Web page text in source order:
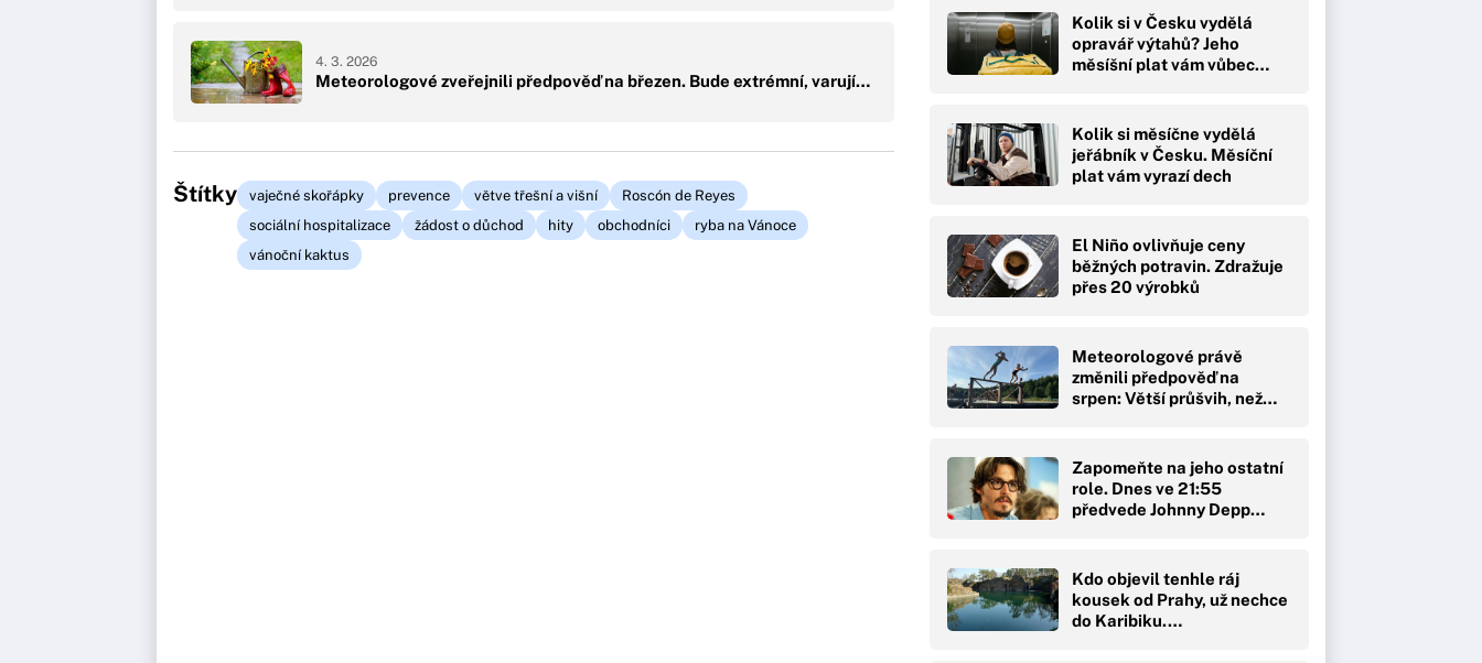
Meteorologové zveřejnili předpověď na březen. Bude extrémní, varují…
4. 3. 2026
Štítky vaječné skořápky prevence větve třešní a višní
Roscón de Reyes
sociální hospitalizace
žádost o důchod hity obchodníci
ryba na Vánoce
vánoční kaktus
Kolik si v Česku vydělá
opravář výtahů? Jeho
měsíšní plat vám vůbec…
Kolik si měsíčne vydělá
jeřábník v Česku. Měsíční
plat vám vyrazí dech
El Niño ovlivňuje ceny
běžných potravin. Zdražuje
přes 20 výrobků
Meteorologové právě
změnili předpověď na
srpen: Větší průšvih, než…
Zapomeňte na jeho ostatní
role. Dnes ve 21:55
předvede Johnny Depp…
Kdo objevil tenhle ráj
kousek od Prahy, už nechce
do Karibiku.…